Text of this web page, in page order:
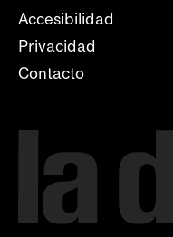
Accesibilidad
Privacidad
Contacto